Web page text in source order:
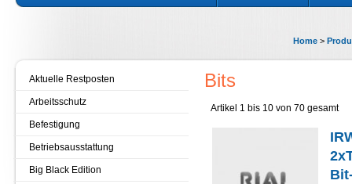
Home >
Bits
Artikel 1 bis 10 von 70 gesamt
Aktuelle Restposten
Arbeitsschutz
Befestigung
Betriebsausstattung
Big Black Edition